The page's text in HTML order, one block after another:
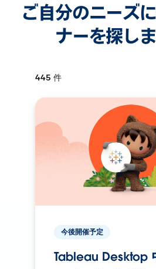
ご自分のニーズ
ナーを探し
445 件
今後開催予定
Tableau Desktop